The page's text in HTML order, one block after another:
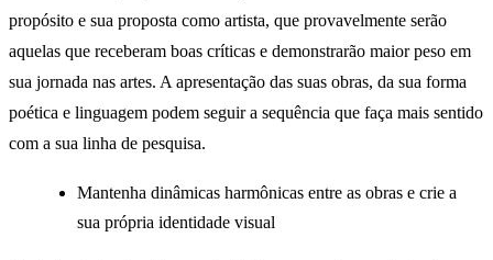
propósito e sua proposta como artista, que provavelmente serão
aquelas que receberam boas críticas e demonstrarão maior peso em
sua jornada nas artes. A apresentação das suas obras, da sua forma
poética e linguagem podem seguir a sequência que faça mais sentido
com a sua linha de pesquisa.
Mantenha dinâmicas harmônicas entre as obras e crie a
sua própria identidade visual